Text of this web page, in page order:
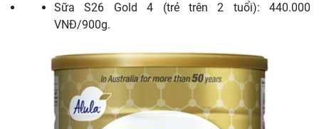
Sữa S26 Gold 4 (trẻ trên 2 tuổi): 440.000
VNĐ/900g.